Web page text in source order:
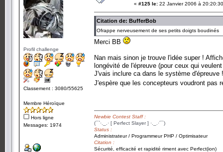
Profil challenge
Classement : 3080/55625
Membre Héroïque
Hors ligne
Messages: 1974
« #125 le: 22 Janvier 2006 à
Citation de: BufferBob
Ofrappe nerveusement de ses petits doigts boudinés
Merci BB
Nan mais sinon je trouve l'idée super !
longévité de l'épreuve (pour ceux qui
J'vais inclure ca dans le système d'épreuve !
J'espère que les concepteurs voudront pas
Newbie Contest Staff :
(¯`·._.· [ Perfect Slayer ] ·._.·´¯)
Status :
Administrateur / Programmeur PHP / Optimisateur
Citation :
Sécurité, efficacité et rapidité riment avec Perfect(ion)